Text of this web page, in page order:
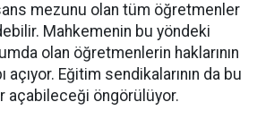
mezunu olan tüm öğretmenler
Mahkemenin bu yöndeki
olan öğretmenlerin haklarının
açıyor. Eğitim sendikalarının da bu
açabileceği öngörülüyor.